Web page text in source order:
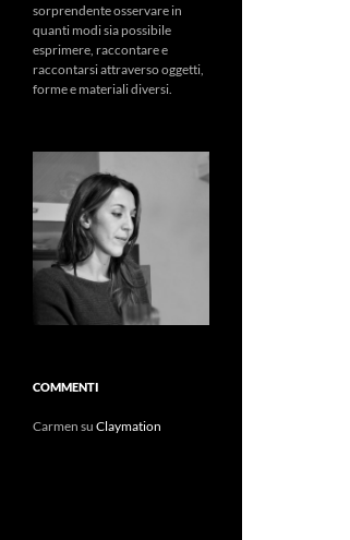
sorprendente osservare in
quanti modi sia possibile
esprimere, raccontare e
raccontarsi attraverso oggetti,
forme e materiali diversi.
COMMENTI
Carmen su Claymation